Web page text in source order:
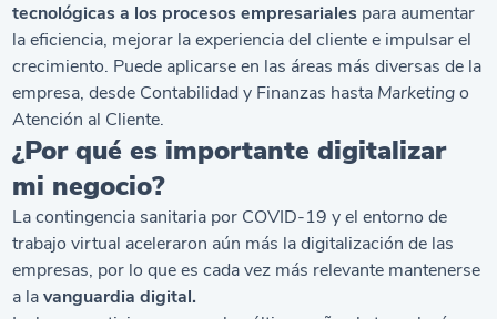
tecnológicas a los procesos empresariales para aumentar
la eficiencia, mejorar la experiencia del cliente e impulsar el
crecimiento. Puede aplicarse en las áreas más diversas de la
empresa, desde Contabilidad y Finanzas hasta Marketingo
Atención al Cliente.
¿Por qué es importante digitalizar
mi negocio?
La contingencia sanitaria por COVID-19 y el entorno de
trabajo virtual aceleraron aún más la digitalización de las
empresas, por lo que es cada vez más relevante mantenerse
a lavanguardia digital.